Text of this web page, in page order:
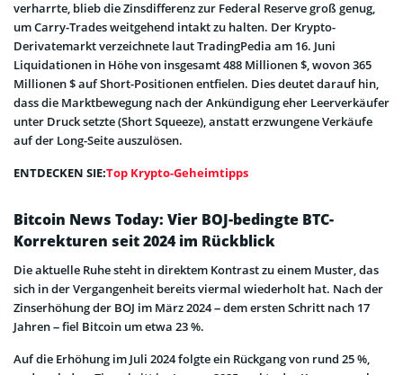
verharrte, blieb die Zinsdifferenz zur Federal Reserve groß genug,
um Carry-Trades weitgehend intakt zu halten. Der Krypto-
Derivatemarkt verzeichnete laut TradingPedia am 16. Juni
Liquidationen in Höhe von insgesamt 488 Millionen $, wovon 365
Millionen $ auf Short-Positionen entfielen. Dies deutet darauf hin,
dass die Marktbewegung nach der Ankündigung eher Leerverkäufer
unter Druck setzte (Short Squeeze), anstatt erzwungene Verkäufe
auf der Long-Seite auszulösen.
ENTDECKEN SIE:Top Krypto-Geheimtipps
Bitcoin News Today: Vier BOJ-bedingte BTC-
Korrekturen seit 2024 im Rückblick
Die aktuelle Ruhe steht in direktem Kontrast zu einem Muster, das
sich in der Vergangenheit bereits viermal wiederholt hat. Nach der
Zinserhöhung der BOJ im März 2024 – dem ersten Schritt nach 17
Jahren – fiel Bitcoin um etwa 23 %.
Auf die Erhöhung im Juli 2024 folgte ein Rückgang von rund 25 %,